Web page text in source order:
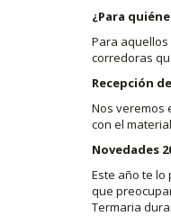
¿Para
Para
corredoras
Recepción
Nos veremos
con el
Novedades
Este año te
que
Termaria